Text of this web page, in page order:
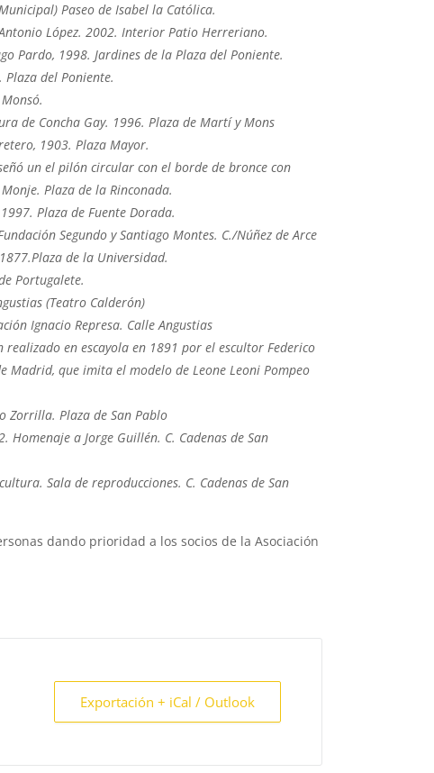
Paseo de Isabel la Católica.
Antonio López. 2002. Interior Patio Herreriano.
Pardo, 1998. Jardines de la Plaza del Poniente.
Plaza del Poniente.
de Concha Gay. 1996. Plaza de Martí y Mons
1903. Plaza Mayor.
un el pilón circular con el borde de bronce con
Plaza de la Rinconada.
Plaza de Fuente Dorada.
Segundo y Santiago Montes. C./Núñez de Arce
de la Universidad.
Portugalete.
(Teatro Calderón)
Ignacio Represa. Calle Angustias
en escayola en 1891 por el escultor Federico
Madrid, que imita el modelo de Leone Leoni Pompeo
Zorrilla. Plaza de San Pablo
a Jorge Guillén. C. Cadenas de San
Sala de reproducciones. C. Cadenas de San
dando prioridad a los socios de la Asociación
Exportación + iCal / Outlook